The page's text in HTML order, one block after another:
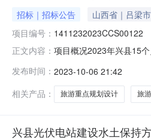
招标｜招标公告 山西省｜吕梁
项目编号： 1411232023CCS00122
正文内容： 项目概况2023年兴县15
发布时间： 2023-10-06 21:42
相关产品：
旅游重点规划设计 旅
兴县光伏电站建设水土保持